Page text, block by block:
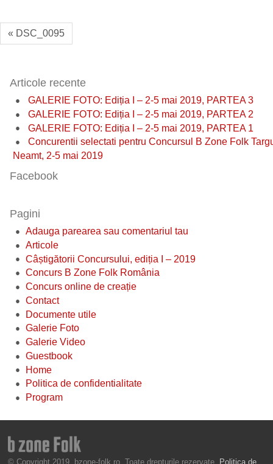
« DSC_0095
Articole recente
GALERIE FOTO: Ediția I – 2-5 mai 2019, PARTEA 3
GALERIE FOTO: Ediția I – 2-5 mai 2019, PARTEA 2
GALERIE FOTO: Ediția I – 2-5 mai 2019, PARTEA 1
Concurentii selectati pentru Concursul B Zone Folk
Neamt, 2-5 mai 2019
Facebook
Pagini
Adauga parearea sau comentariul tau
Articole
Câștigătorii Concursului, ediția I – 2019
Concurs B Zone Folk România
Concurs online de creație
Contact
Documente utile
Galerie Foto
Galerie Video
Guestbook
Home
Politica de confidentialitate
Program
© Copyright 2019, bzone-folk.ro. Toate drepturile rezervate. Politica de